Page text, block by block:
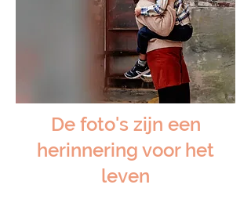
De foto's zijn een
herinnering voor het
leven